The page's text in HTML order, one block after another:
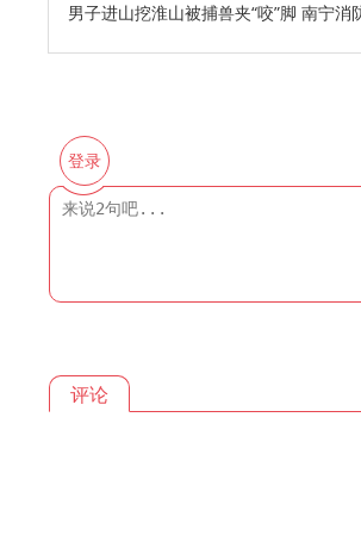
男子进山挖淮山被捕兽夹“咬”脚 南宁消
登录
评论